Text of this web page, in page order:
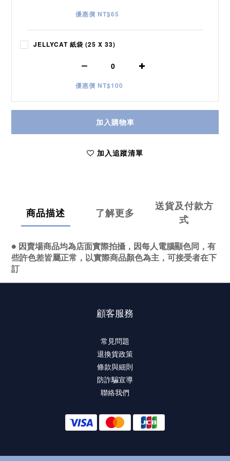
優惠價 NT$65
JELLYCAT 紙袋 (25 X 33)
優惠價 NT$100
加入購物車
加入追蹤清單
商品描述 了解更多
送貨及付款方
式
● 因賣場商品均為店面實際拍攝，因每人電腦顯色同，有
些許色差皆屬正常，以實際商品顏色為主，可接受者在下
訂
顧客服務
常見問題
退換貨政策
條款與細則
防詐騙宣導
聯絡我們